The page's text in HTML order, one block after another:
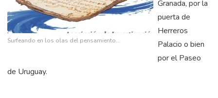
Surfeando en los olas del pensamiento…
Granada, por la
puerta de
Herreros
Palacio o bien
por el Paseo
de Uruguay.